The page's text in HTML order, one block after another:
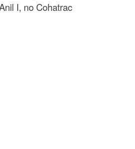
I, no Cohatrac